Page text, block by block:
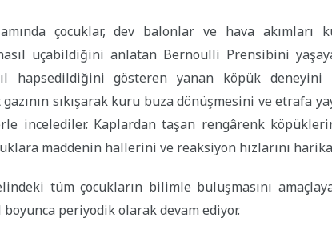
çocuklar, dev balonlar ve hava akımları
uçabildiğini anlatan Bernoulli Prensibini
hapsedildiğini gösteren yanan köpük deneyini
sıkışarak kuru buza dönüşmesini ve etrafa
incelediler. Kaplardan taşan rengârenk
maddenin hallerini ve reaksiyon hızlarını
tüm çocukların bilimle buluşmasını
periyodik olarak devam ediyor.